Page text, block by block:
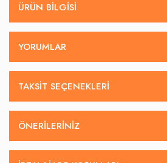
ÜRÜN BILGISI
YORUMLAR
TAKSIT SEÇENEKLERI
ÖNERILERINIZ